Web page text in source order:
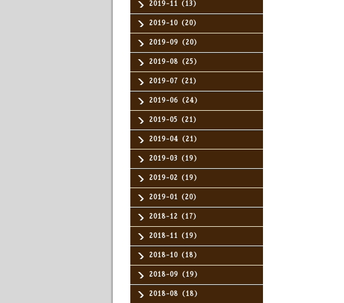
2019-11（13）
2019-10（20）
2019-09（20）
2019-08（25）
2019-07（21）
2019-06（24）
2019-05（21）
2019-04（21）
2019-03（19）
2019-02（19）
2019-01（20）
2018-12（17）
2018-11（19）
2018-10（18）
2018-09（19）
2018-08（18）